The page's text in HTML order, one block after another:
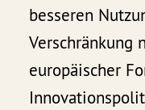
besseren
Verschränkung
europäischer